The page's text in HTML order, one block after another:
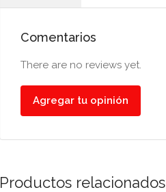
Comentarios
There are no reviews yet.
Agregar tu opinión
Productos relacionados